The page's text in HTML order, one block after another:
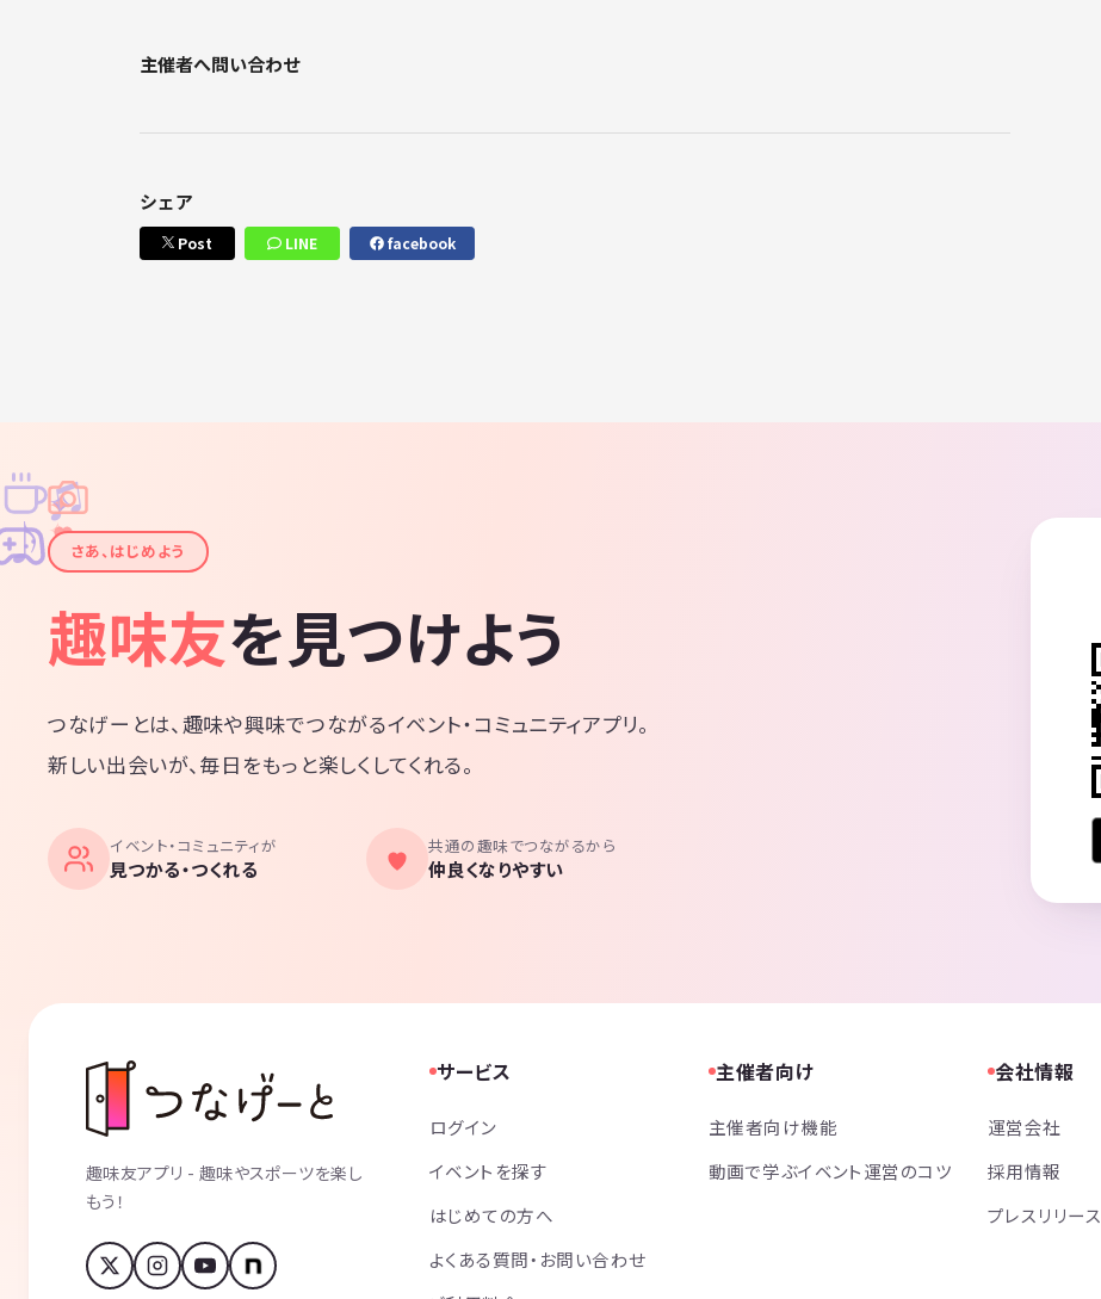
主催者へ問い合わせ
シェア
Post LINE facebook
✦
✦
✧
✧
♪
♫
さあ、はじめよう
趣味友を見つけよう
つなげーとは、趣味や興味でつながるイベント・コミュニティアプリ。
新しい出会いが、毎日をもっと楽しくしてくれる。
イベント・コミュニティが
見つかる・つくれる
共通の趣味でつながるから
仲良くなりやすい
趣味友アプリ - 趣味やスポーツを楽し
もう！
サービス
ログイン
イベントを探す
はじめての方へ
よくある質問・お問い合わせ
主催者向け
主催者向け機能
動画で学ぶイベント運営のコツ
会社情報
運営会社
採用情報
プレスリリース